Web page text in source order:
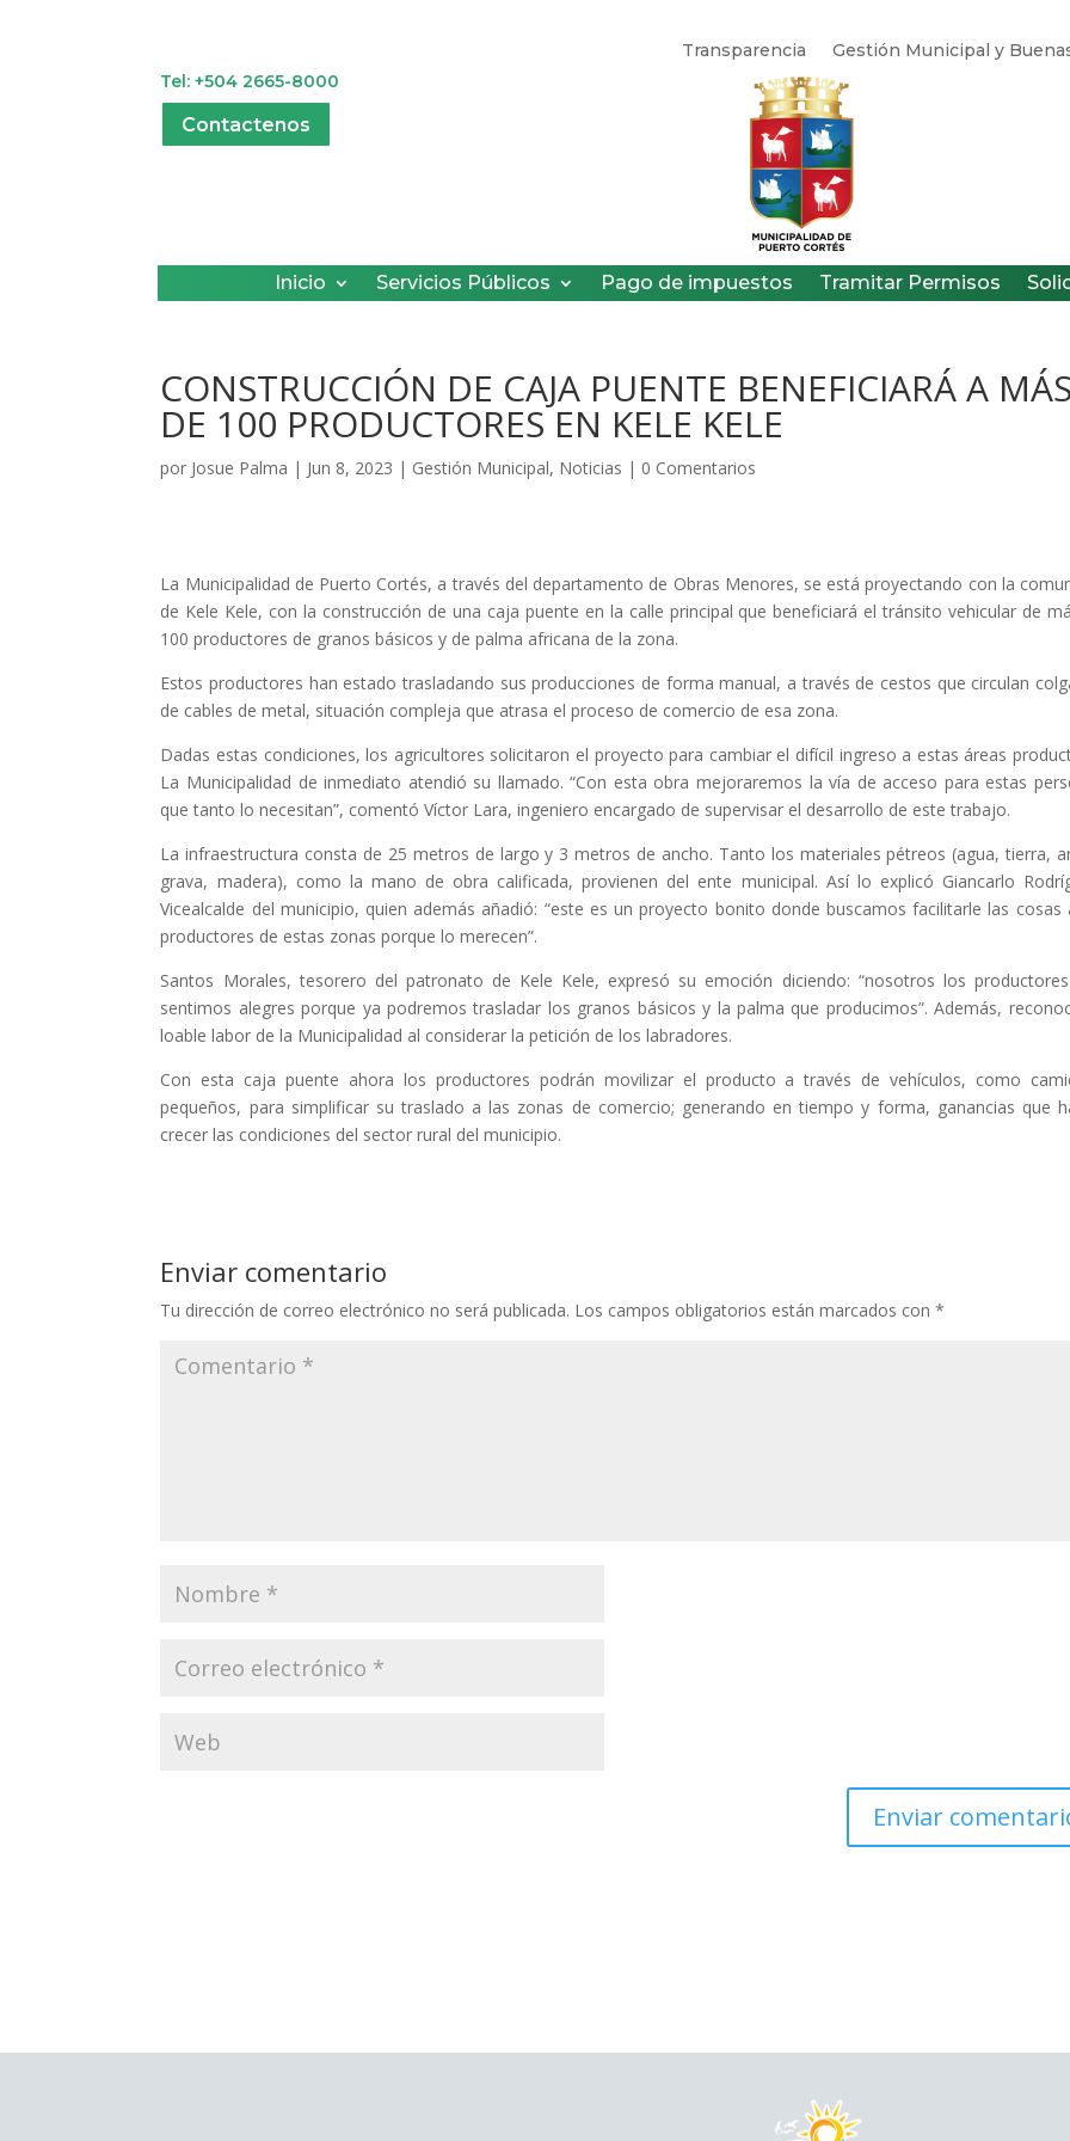
Transparencia Gestión Municipal y
Tel: +504 2665-8000
Contactenos
Inicio Servicios Públicos Pago de impuestos Tramitar Permisos
CONSTRUCCIÓN DE CAJA PUENTE BENEFICIARÁ A MÁS
DE 100 PRODUCTORES EN KELE KELE
por Josue Palma | Jun 8, 2023 | Gestión Municipal, Noticias | 0 Comentarios
La Municipalidad de Puerto Cortés, a través del departamento de Obras Menores, se está proyectando con la
de Kele Kele, con la construcción de una caja puente en la calle principal que beneficiará el tránsito vehicular de
100 productores de granos básicos y de palma africana de la zona.
Estos productores han estado trasladando sus producciones de forma manual, a través de cestos que circulan
de cables de metal, situación compleja que atrasa el proceso de comercio de esa zona.
Dadas estas condiciones, los agricultores solicitaron el proyecto para cambiar el difícil ingreso a estas áreas
La Municipalidad de inmediato atendió su llamado. “Con esta obra mejoraremos la vía de acceso para estas
que tanto lo necesitan”, comentó Víctor Lara, ingeniero encargado de supervisar el desarrollo de este trabajo.
La infraestructura consta de 25 metros de largo y 3 metros de ancho. Tanto los materiales pétreos (agua, tierra,
grava, madera), como la mano de obra calificada, provienen del ente municipal. Así lo explicó Giancarlo
Vicealcalde del municipio, quien además añadió: “este es un proyecto bonito donde buscamos facilitarle las cosas
productores de estas zonas porque lo merecen”.
Santos Morales, tesorero del patronato de Kele Kele, expresó su emoción diciendo: “nosotros los
sentimos alegres porque ya podremos trasladar los granos básicos y la palma que producimos”. Además,
loable labor de la Municipalidad al considerar la petición de los labradores.
Con esta caja puente ahora los productores podrán movilizar el producto a través de vehículos, como
pequeños, para simplificar su traslado a las zonas de comercio; generando en tiempo y forma, ganancias que
crecer las condiciones del sector rural del municipio.
Enviar comentario
Tu dirección de correo electrónico no será publicada. Los campos obligatorios están marcados con*